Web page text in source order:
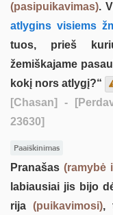
(pasipuikavimas).
atlygins visiems
tuos, prieš
žemiškajame
kokį nors atlygį?“
[Chasan]
-
23630]
Paaiškinimas
Pranašas (ramybė
labiausiai jis bijo
rija (puikavimosi),